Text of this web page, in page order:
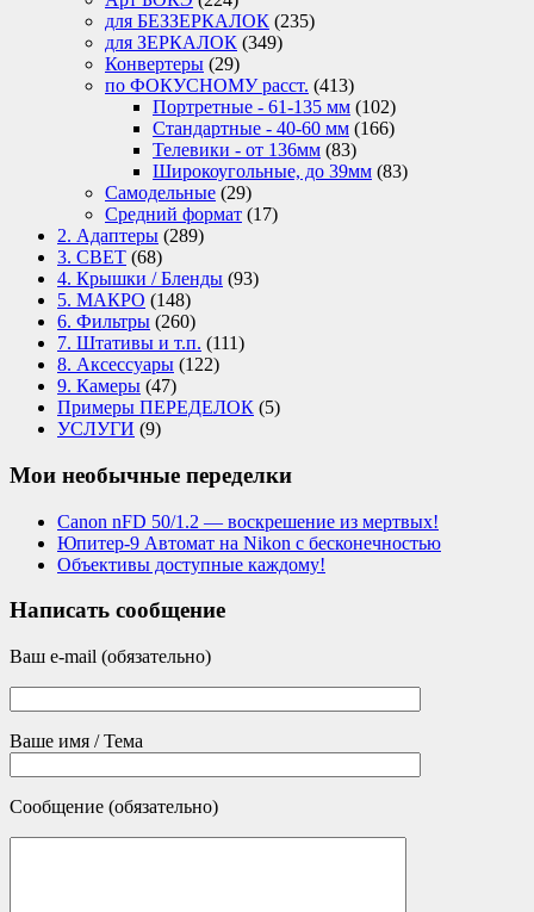
для БЕЗЗЕРКАЛОК (235)
для ЗЕРКАЛОК (349)
Конвертеры (29)
по ФОКУСНОМУ расст. (413)
Портретные - 61-135 мм (102)
Стандартные - 40-60 мм (166)
Телевики - от 136мм (83)
Широкоугольные, до 39мм (83)
Самодельные (29)
Средний формат (17)
2. Адаптеры (289)
3. СВЕТ (68)
4. Крышки / Бленды (93)
5. МАКРО (148)
6. Фильтры (260)
7. Штативы и т.п. (111)
8. Аксессуары (122)
9. Камеры (47)
Примеры ПЕРЕДЕЛОК (5)
УСЛУГИ (9)
Мои необычные переделки
Canon nFD 50/1.2 — воскрешение из мертвых!
Юпитер-9 Автомат на Nikon с бесконечностью
Объективы доступные каждому!
Написать сообщение
Ваш e-mail (обязательно)
Ваше имя / Тема
Сообщение (обязательно)